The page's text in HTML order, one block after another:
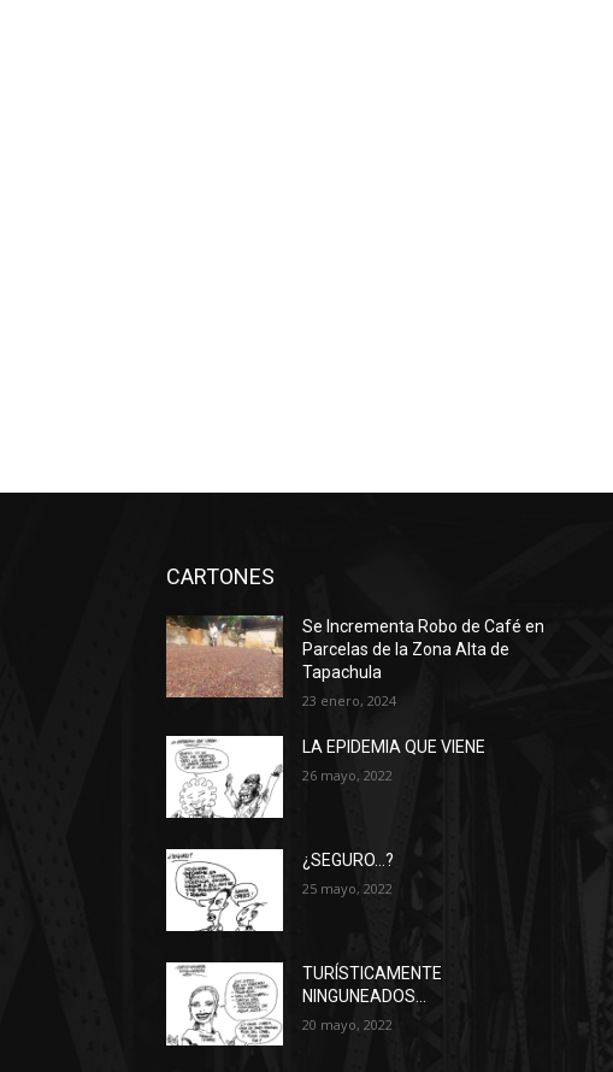
CARTONES
Se Incrementa Robo de Café en
Parcelas de la Zona Alta de
Tapachula
23 enero, 2024
LA EPIDEMIA QUE VIENE
26 mayo, 2022
¿SEGURO…?
25 mayo, 2022
TURÍSTICAMENTE
NINGUNEADOS…
20 mayo, 2022